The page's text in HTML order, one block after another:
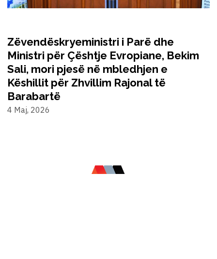
Zëvendëskryeministri i Parë dhe
Ministri për Çështje Evropiane, Bekim
Sali, mori pjesë në mbledhjen e
Këshillit për Zhvillim Rajonal të
Barabartë
4 Maj, 2026